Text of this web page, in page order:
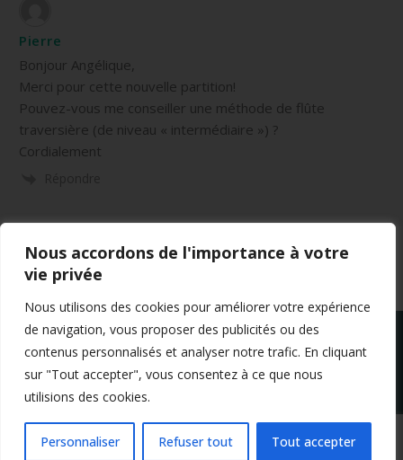
Nous accordons de l'importance à votre
vie privée
Nous utilisons des cookies pour améliorer votre expérience
de navigation, vous proposer des publicités ou des
contenus personnalisés et analyser notre trafic. En cliquant
sur "Tout accepter", vous consentez à ce que nous
utilisions des cookies.
Personnaliser Refuser tout Tout accepter
Pierre
Bonjour Angélique,
Merci pour cette nouvelle partition!
Pouvez-vous me conseiller une méthode de flûte
traversière (de niveau « intermédiaire ») ?
Cordialement
Mentions légales
Copyright 2024 Apprendre-la-flute-traversiere.comDesign by Agenz